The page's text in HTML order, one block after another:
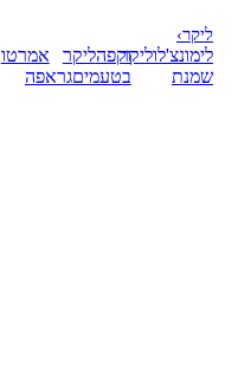
ליקר›
לימונצ'לוליקר
שמנת
וקפהליקר
בטעמיםגראפה
אמרטו